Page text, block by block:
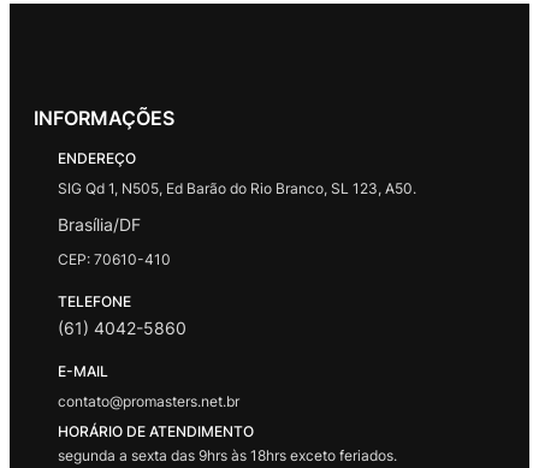
INFORMAÇÕES
ENDEREÇO
SIG Qd 1, N505, Ed Barão do Rio Branco, SL 123, A50.
Brasília/DF
CEP: 70610-410
TELEFONE
(61) 4042-5860
E-MAIL
contato@promasters.net.br
HORÁRIO DE ATENDIMENTO
segunda a sexta das 9hrs às 18hrs exceto feriados.